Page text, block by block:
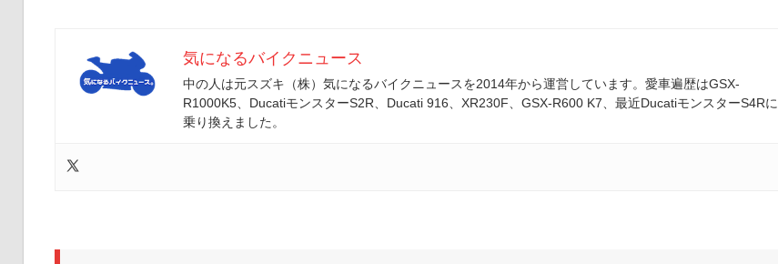
気になるバイクニュース
中の人は元スズキ（株）気になるバイクニュースを2014年から運営しています。愛車遍歴はGSX-
R1000K5、DucatiモンスターS2R、Ducati 916、XR230F、GSX-R600 K7、最近DucatiモンスターS4Rに
乗り換えました。